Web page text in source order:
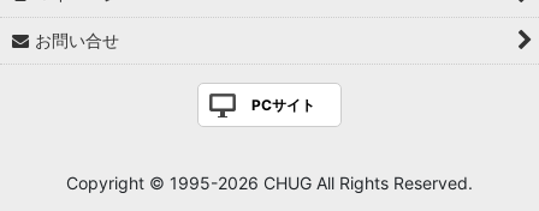
お問い合せ
PCサイト
Copyright © 1995-2026 CHUG All Rights Reserved.